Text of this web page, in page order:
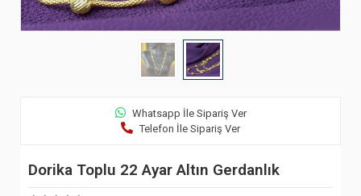
Whatsapp İle Sipariş Ver
Telefon İle Sipariş Ver
Dorika Toplu 22 Ayar Altın Gerdanlık